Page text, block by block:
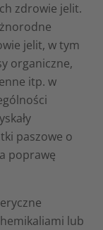
zdrowie jelit.
jelit, w tym
organiczne,
itp. w
paszowe o
poprawę
lub